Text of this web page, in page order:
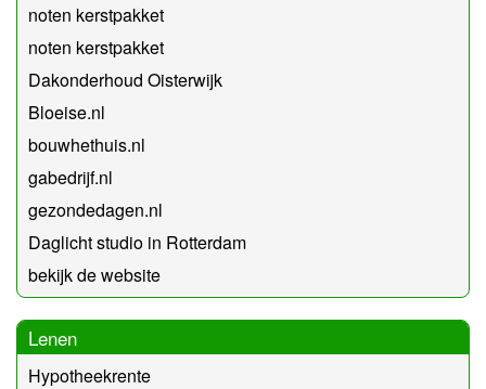
noten kerstpakket
noten kerstpakket
Dakonderhoud Oisterwijk
Bloeise.nl
bouwhethuis.nl
gabedrijf.nl
gezondedagen.nl
Daglicht studio in Rotterdam
bekijk de website
Lenen
Hypotheekrente